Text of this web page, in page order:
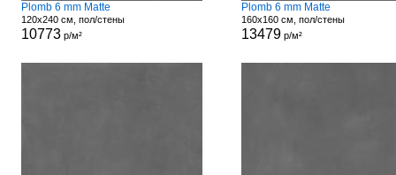
Plomb 6 mm Matte
120x240 см, пол/стены
10773р/м²
Plomb 6 mm Matte
160x160 см, пол/стены
13479р/м²